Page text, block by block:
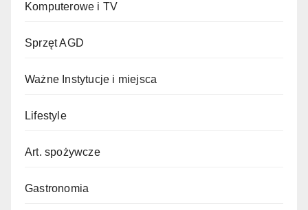
Komputerowe i TV
Sprzęt AGD
Ważne Instytucje i miejsca
Lifestyle
Art. spożywcze
Gastronomia